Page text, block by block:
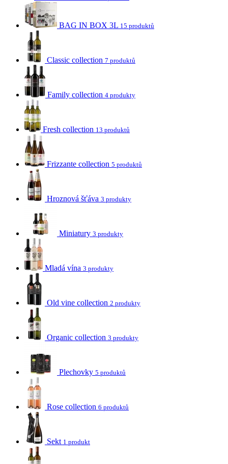
BAG IN BOX 3L 15 produktů
Classic collection 7 produktů
Family collection 4 produkty
Fresh collection 13 produktů
Frizzante collection 5 produktů
Hroznová šťáva 3 produkty
Miniatury 3 produkty
Mladá vína 3 produkty
Old vine collection 2 produkty
Organic collection 3 produkty
Plechovky 5 produktů
Rose collection 6 produktů
Sekt 1 produkt